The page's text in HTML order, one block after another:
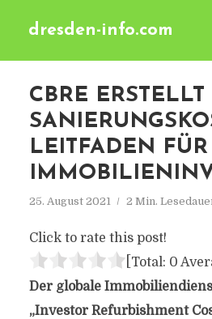
dresden-info.com
CBRE ERSTELLT
LEITFADEN FÜR
25. August 2021 2 Min.
Click to rate this post!
[Total: 0
Der globale
„Investor Refurbishment